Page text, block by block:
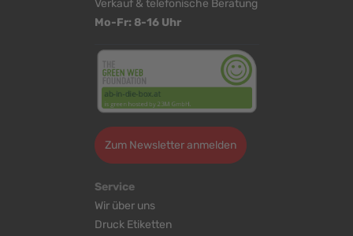
Verkauf & telefonische Beratung
Mo-Fr: 8-16 Uhr
Zum Newsletter anmelden
Service
Wir über uns
Druck Etiketten